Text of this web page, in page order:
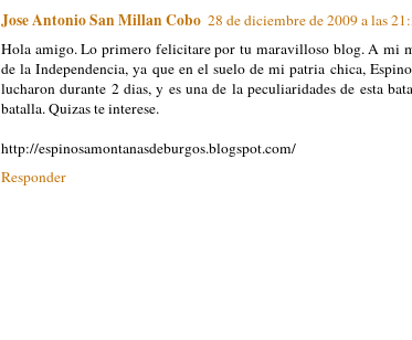
Jose Antonio San Millan Cobo 28 de diciembre de 2009 a las
Hola amigo. Lo primero felicitare por tu maravilloso blog. A mi
de la Independencia, ya que en el suelo de mi patria chica,
lucharon durante 2 dias, y es una de la peculiaridades de esta
batalla. Quizas te interese.
http://espinosamontanasdeburgos.blogspot.com/
Responder